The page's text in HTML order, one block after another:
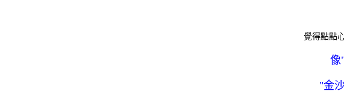
覺得點點
像
"金